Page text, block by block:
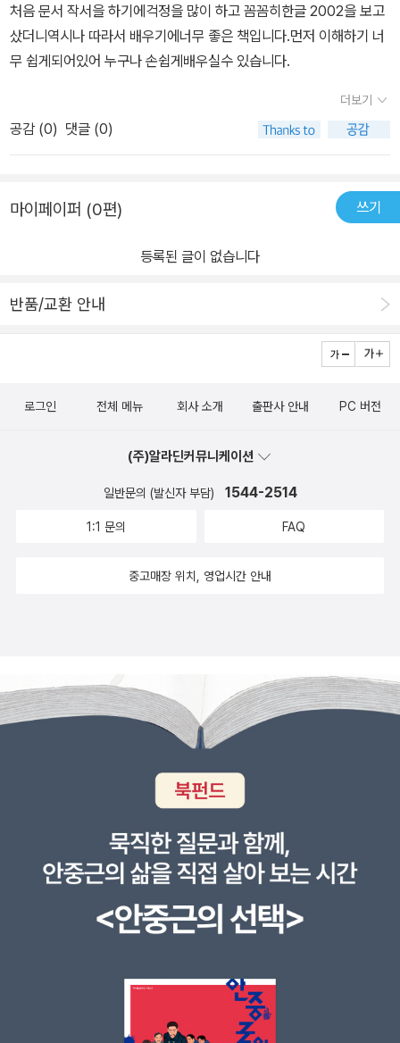
처음 문서 작서을 하기에걱정을 많이 하고 꼼꼼히한글 2002을 보고
샀더니역시나 따라서 배우기에너무 좋은 책입니다.먼저 이해하기 너
무 쉽게되어있어 누구나 손쉽게배우실수 있습니다.
더보기
공감 (0) 댓글 (0)
마이페이퍼 (0편) 쓰기
등록된 글이 없습니다
반품/교환 안내
로그인 전체 메뉴 회사 소개 출판사 안내 PC 버전
(주)알라딘커뮤니케이션
일반문의 (발신자 부담) 1544-2514
1:1 문의 FAQ
중고매장 위치, 영업시간 안내